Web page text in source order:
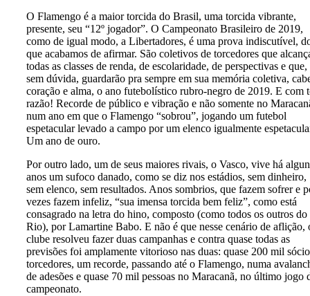
O Flamengo é a maior torcida do Brasil, uma torcida vibrante,
presente, seu “12º jogador”. O Campeonato Brasileiro de 2019,
como de igual modo, a Libertadores, é uma prova indiscutível,
que acabamos de afirmar. São coletivos de torcedores que
todas as classes de renda, de escolaridade, de perspectivas e que,
sem dúvida, guardarão pra sempre em sua memória coletiva,
coração e alma, o ano futebolístico rubro-negro de 2019. E com
razão! Recorde de público e vibração e não somente no
num ano em que o Flamengo “sobrou”, jogando um futebol
espetacular levado a campo por um elenco igualmente
Um ano de ouro.
Por outro lado, um de seus maiores rivais, o Vasco, vive há
anos um sufoco danado, como se diz nos estádios, sem dinheiro,
sem elenco, sem resultados. Anos sombrios, que fazem sofrer e
vezes fazem infeliz, “sua imensa torcida bem feliz”, como está
consagrado na letra do hino, composto (como todos os outros do
Rio), por Lamartine Babo. E não é que nesse cenário de aflição,
clube resolveu fazer duas campanhas e contra quase todas as
previsões foi amplamente vitorioso nas duas: quase 200 mil
torcedores, um recorde, passando até o Flamengo, numa
de adesões e quase 70 mil pessoas no Maracanã, no último jogo
campeonato.